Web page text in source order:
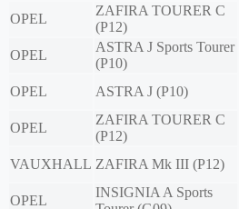
OPEL
ZAFIRA TOURER C
(P12)
OPEL
ASTRA J Sports Tourer
(P10)
OPEL
ASTRA J (P10)
OPEL
ZAFIRA TOURER C
(P12)
VAUXHALL ZAFIRA Mk III (P12)
OPEL
INSIGNIA A Sports